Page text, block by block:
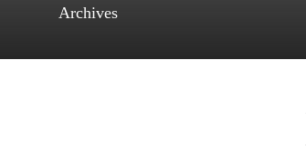
Archives